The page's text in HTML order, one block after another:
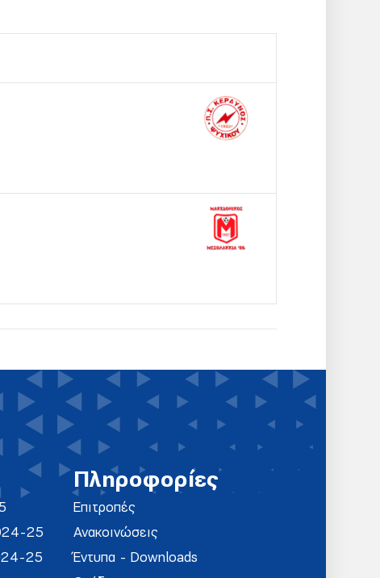
25
25
Πληροφορίες
Επιτροπές
Ανακοινώσεις
Έντυπα - Downloads